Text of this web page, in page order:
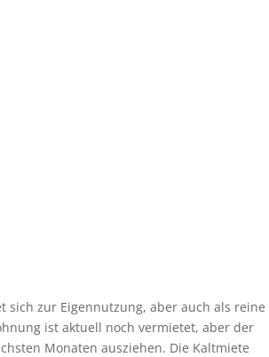
sich zur Eigennutzung, aber auch als reine
ist aktuell noch vermietet, aber der
Monaten ausziehen. Die Kaltmiete